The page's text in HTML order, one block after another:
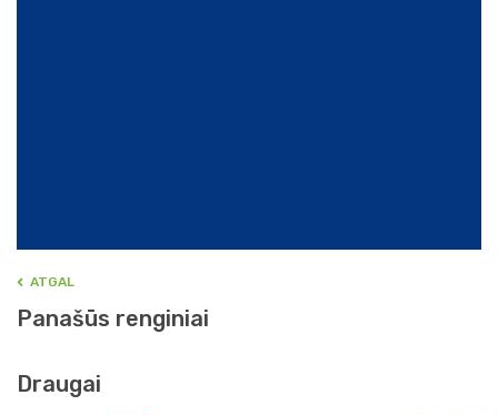
ATGAL
Panašūs renginiai
Draugai